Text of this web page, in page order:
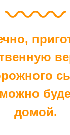
домой.